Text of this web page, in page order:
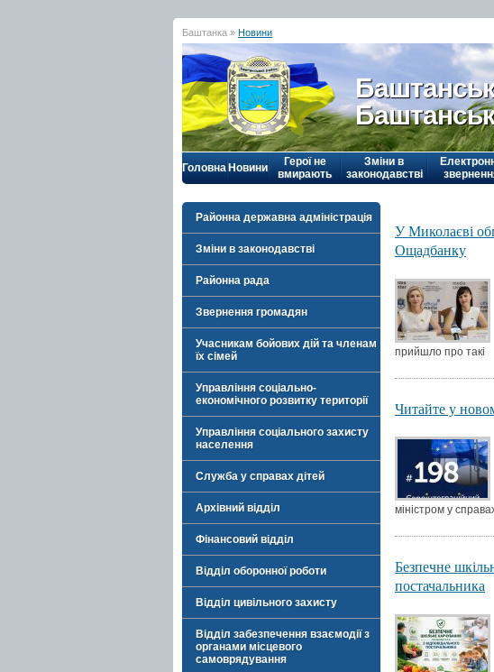
Баштанка » Новини
Головна Новини
Герої не
вмирають
Зміни в
законодавстві
Районна державна адміністрація
Зміни в законодавстві
Районна рада
Звернення громадян
Учасникам бойових дій та членам
їх сімей
Управління соціально-
економічного розвитку території
Управління соціального захисту
населення
Служба у справах дітей
Архівний відділ
Фінансовий відділ
Відділ оборонної роботи
Відділ цивільного захисту
Відділ забезпечення взаємодії з
органами місцевого
самоврядування
У Миколаєві
Ощадбанку
прийшло про такі
Читайте у
міністром у
Безпечне
постачальника